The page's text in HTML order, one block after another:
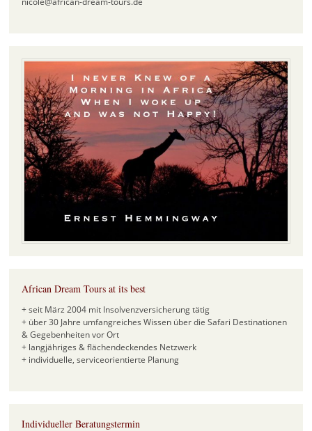
African Dream Tours at its best
+ seit März 2004 mit Insolvenzversicherung tätig
+ über 30 Jahre umfangreiches Wissen über die Safari Destinationen
& Gegebenheiten vor Ort
+ langjähriges & flächendeckendes Netzwerk
+ individuelle, serviceorientierte Planung
Individueller Beratungstermin